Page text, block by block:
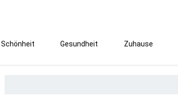
Schönheit Gesundheit Zuhause